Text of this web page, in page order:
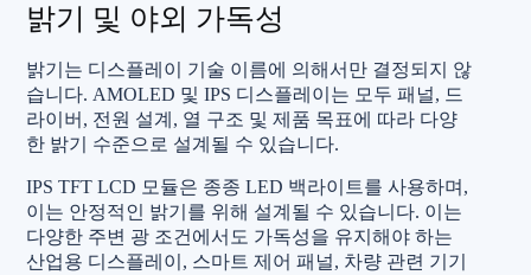
밝기 및 야외 가독성
밝기는 디스플레이 기술 이름에 의해서만 결정되지 않
습니다. AMOLED 및 IPS 디스플레이는 모두 패널, 드
라이버, 전원 설계, 열 구조 및 제품 목표에 따라 다양
한 밝기 수준으로 설계될 수 있습니다.
IPS TFT LCD 모듈은 종종 LED 백라이트를 사용하며,
이는 안정적인 밝기를 위해 설계될 수 있습니다. 이는
다양한 주변 광 조건에서도 가독성을 유지해야 하는
산업용 디스플레이, 스마트 제어 패널, 차량 관련 기기